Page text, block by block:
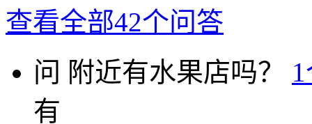
查看全部42个问答
问 附近有水果店吗？
有